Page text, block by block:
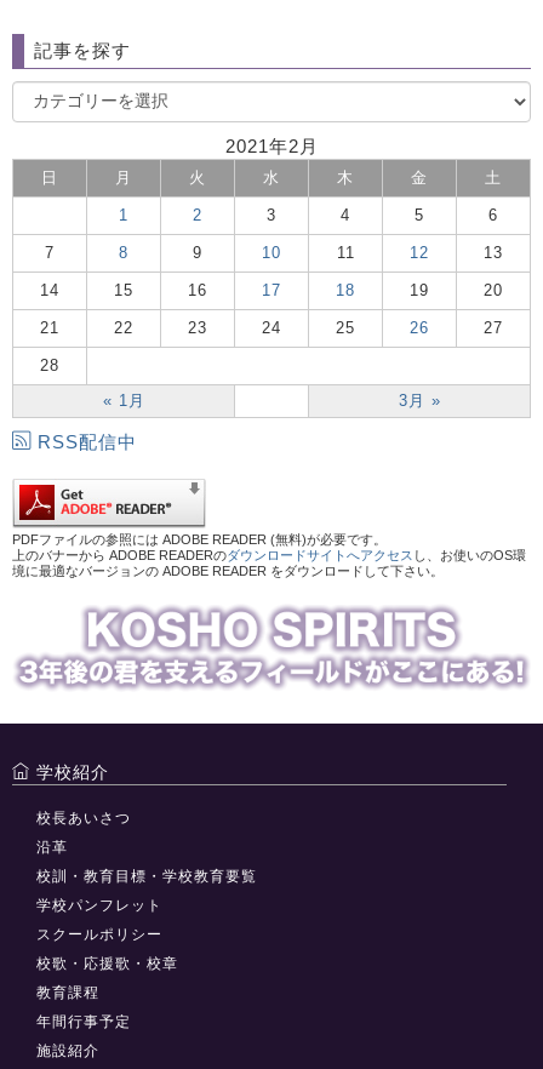
記事を探す
2021年2月
日 月 火 水 木 金 土
« 1月 3月 »
1 2 3 4 5 6
7 8 9 10 11 12 13
14 15 16 17 18 19 20
21 22 23 24 25 26 27
28
RSS配信中
PDFファイルの参照には ADOBE READER (無料)が必要です。
上のバナーから ADOBE READERのダウンロードサイトへアクセス し、お使いのOS環
境に最適なバージョンの ADOBE READER をダウンロードして下さい。
学校紹介
校長あいさつ
沿革
校訓・教育目標・学校教育要覧
学校パンフレット
スクールポリシー
校歌・応援歌・校章
教育課程
年間行事予定
施設紹介